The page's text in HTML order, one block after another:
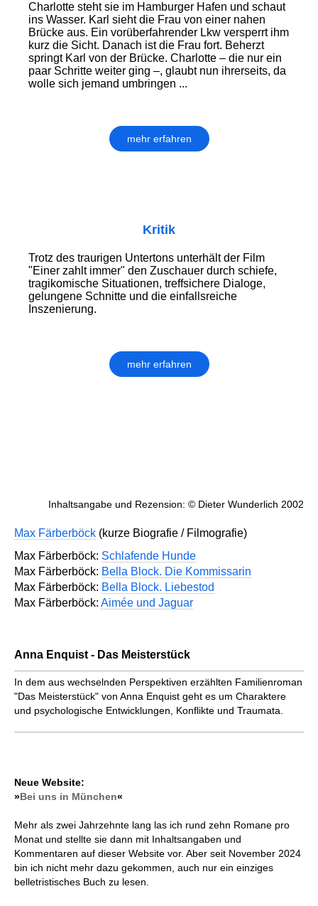
Charlotte steht sie im Hamburger Hafen und schaut
ins Wasser. Karl sieht die Frau von einer nahen
Brücke aus. Ein vorüberfahrender Lkw versperrt ihm
kurz die Sicht. Danach ist die Frau fort. Beherzt
springt Karl von der Brücke. Charlotte – die nur ein
paar Schritte weiter ging –, glaubt nun ihrerseits, da
wolle sich jemand umbringen ...
mehr erfahren
Kritik
Trotz des traurigen Untertons unterhält der Film
"Einer zahlt immer" den Zuschauer durch schiefe,
tragikomische Situationen, treffsichere Dialoge,
gelungene Schnitte und die einfallsreiche
Inszenierung.
mehr erfahren
Inhaltsangabe und Rezension: © Dieter Wunderlich 2002
Max Färberböck (kurze Biografie / Filmografie)
Max Färberböck: Schlafende Hunde
Max Färberböck: Bella Block. Die Kommissarin
Max Färberböck: Bella Block. Liebestod
Max Färberböck: Aimée und Jaguar
Anna Enquist - Das Meisterstück
In dem aus wechselnden Perspektiven erzählten Familienroman
"Das Meisterstück" von Anna Enquist geht es um Charaktere
und psychologische Entwicklungen, Konflikte und Traumata.
Neue Website:
»Bei uns in München«
Mehr als zwei Jahrzehnte lang las ich rund zehn Romane pro
Monat und stellte sie dann mit Inhaltsangaben und
Kommentaren auf dieser Website vor. Aber seit November 2024
bin ich nicht mehr dazu gekommen, auch nur ein einziges
belletristisches Buch zu lesen.